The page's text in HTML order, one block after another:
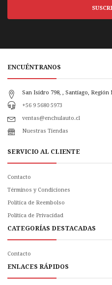
ENCUÉNTRANOS
San Isidro 798, , Santiago,
+56 9 5680 5973
ventas@enchulauto.cl
Nuestras Tiendas
SERVICIO AL CLIENTE
Contacto
Términos y Condiciones
Política de Reembolso
Politica de Privacidad
CATEGORÍAS DESTACADAS
Contacto
ENLACES RÁPIDOS